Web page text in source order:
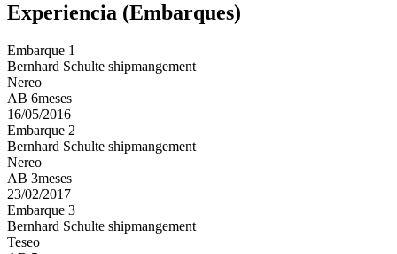
Experiencia (Embarques)
Embarque 1
Bernhard Schulte shipmangement
Nereo
AB 6meses
16/05/2016
Embarque 2
Bernhard Schulte shipmangement
Nereo
AB 3meses
23/02/2017
Embarque 3
Bernhard Schulte shipmangement
Teseo